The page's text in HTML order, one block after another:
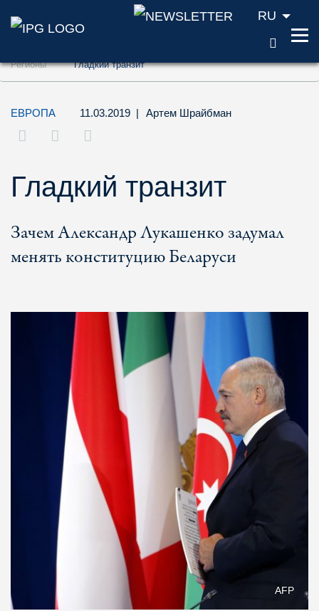
Перейти к содержанию (ключ доступа
Перейти к поиску (ключ доступа '2')
Перейти к навигации (ключ доступа '3')
RU
Регионы Гладкий транзит
ЕВРОПА 11.03.2019 | Артем Шрайбман
Гладкий транзит
Зачем Александр Лукашенко задумал
менять конституцию Беларуси
AFP